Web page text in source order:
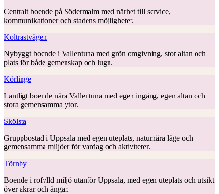
Centralt boende på Södermalm med närhet till service,
kommunikationer och stadens möjligheter.
Koltrastvägen
Nybyggt boende i Vallentuna med grön omgivning, stor altan och
plats för både gemenskap och lugn.
Körlinge
Lantligt boende nära Vallentuna med egen ingång, egen altan och
stora gemensamma ytor.
Skölsta
Gruppbostad i Uppsala med egen uteplats, naturnära läge och
gemensamma miljöer för vardag och aktiviteter.
Törnby
Boende i rofylld miljö utanför Uppsala, med egen uteplats och utsikt
över åkrar och ängar.